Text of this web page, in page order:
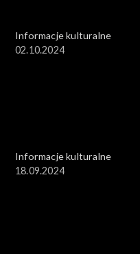
Informacje kulturalne
02.10.2024
Informacje kulturalne
18.09.2024